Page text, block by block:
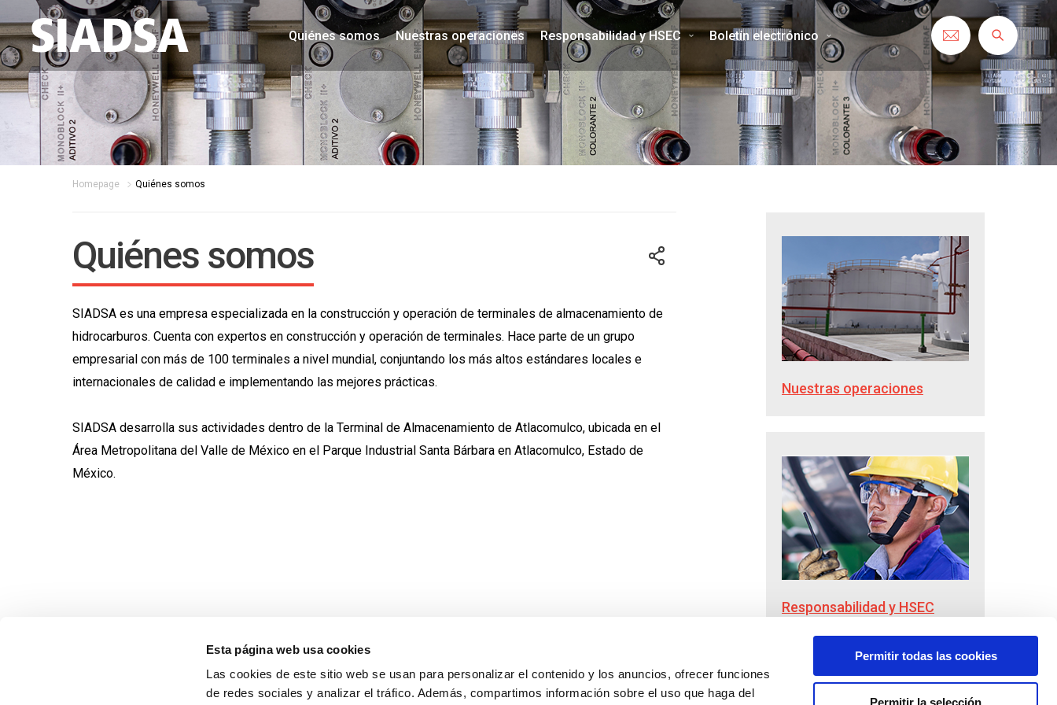
Esta página web usa cookies
Las cookies de este sitio web se usan para personalizar el contenido y los anuncios, ofrecer funciones
de redes sociales y analizar el tráfico. Además, compartimos información sobre el uso que haga del
Permitir todas las cookies
Permitir la selección
Quiénes somos Nuestras operaciones Responsabilidad y HSEC Boletín electrónico
Homepage Quiénes somos
Quiénes somos
SIADSA es una empresa especializada en la construcción y operación de terminales de almacenamiento de
hidrocarburos. Cuenta con expertos en construcción y operación de terminales. Hace parte de un grupo
empresarial con más de 100 terminales a nivel mundial, conjuntando los más altos estándares locales e
internacionales de calidad e implementando las mejores prácticas.
SIADSA desarrolla sus actividades dentro de la Terminal de Almacenamiento de Atlacomulco, ubicada en el
Área Metropolitana del Valle de México en el Parque Industrial Santa Bárbara en Atlacomulco, Estado de
México.
Nuestras operaciones
Responsabilidad y HSEC